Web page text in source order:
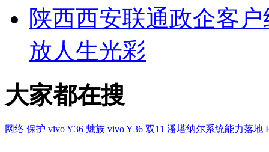
陕西西安联通政企客
放人生光彩
大家都在搜
网络 保护 vivo Y36 魅族 vivo Y36 双11 潘塔纳尔系统能力落地